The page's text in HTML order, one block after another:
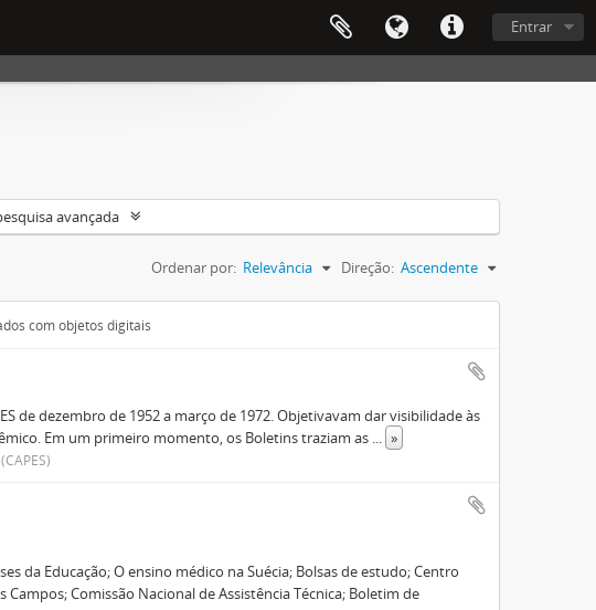
Entrar
avançada
Ordenar por: Relevância Direção: Ascendente
com objetos digitais
de dezembro de 1952 a março de 1972. Objetivavam dar visibilidade às
Em um primeiro momento, os Boletins traziam as ... »
da Educação; O ensino médico na Suécia; Bolsas de estudo; Centro
Campos; Comissão Nacional de Assistência Técnica; Boletim de